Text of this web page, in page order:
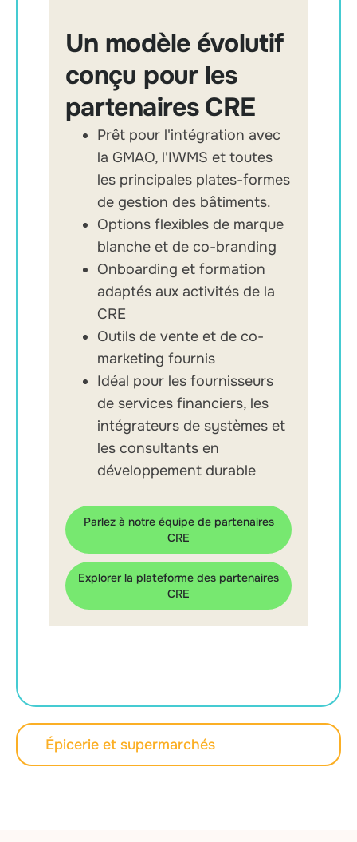
Épicerie et supermarchés
Un modèle évolutif
conçu pour les
partenaires CRE
Prêt pour l'intégration avec
la GMAO, l'IWMS et toutes
les principales plates-formes
de gestion des bâtiments.
Options flexibles de marque
blanche et de co-branding
Onboarding et formation
adaptés aux activités de la
CRE
Outils de vente et de co-
marketing fournis
Idéal pour les fournisseurs
de services financiers, les
intégrateurs de systèmes et
les consultants en
développement durable
Parlez à notre équipe de partenaires
CRE
Explorer la plateforme des partenaires
CRE